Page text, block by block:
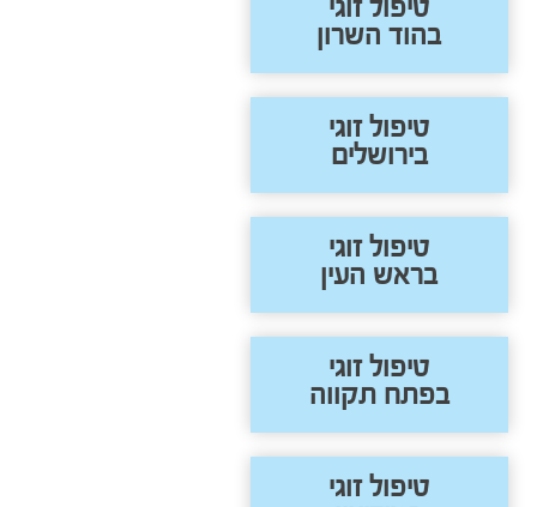
טיפול זוגי
בהוד השרון
טיפול זוגי
בירושלים
טיפול זוגי
בראש העין
טיפול זוגי
בפתח תקווה
טיפול זוגי